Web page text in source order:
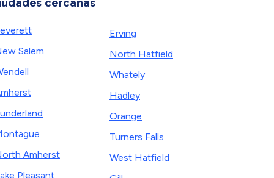
Salem
Amherst
Pleasant
Erving
North Hatfield
Whately
Hadley
Orange
Turners Falls
West Hatfield